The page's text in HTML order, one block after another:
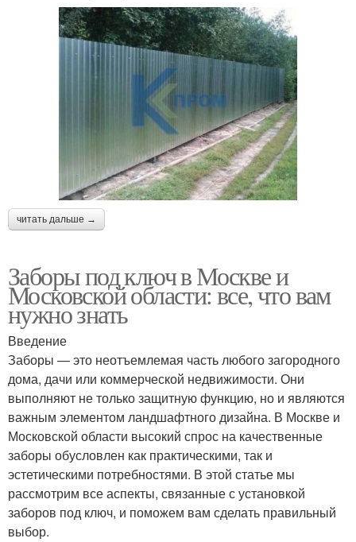
читать дальше →
Заборы под ключ в Москве и
Московской области: все, что вам
нужно знать
Введение
Заборы — это неотъемлемая часть любого загородного
дома, дачи или коммерческой недвижимости. Они
выполняют не только защитную функцию, но и являются
важным элементом ландшафтного дизайна. В Москве и
Московской области высокий спрос на качественные
заборы обусловлен как практическими, так и
эстетическими потребностями. В этой статье мы
рассмотрим все аспекты, связанные с установкой
заборов под ключ, и поможем вам сделать правильный
выбор.